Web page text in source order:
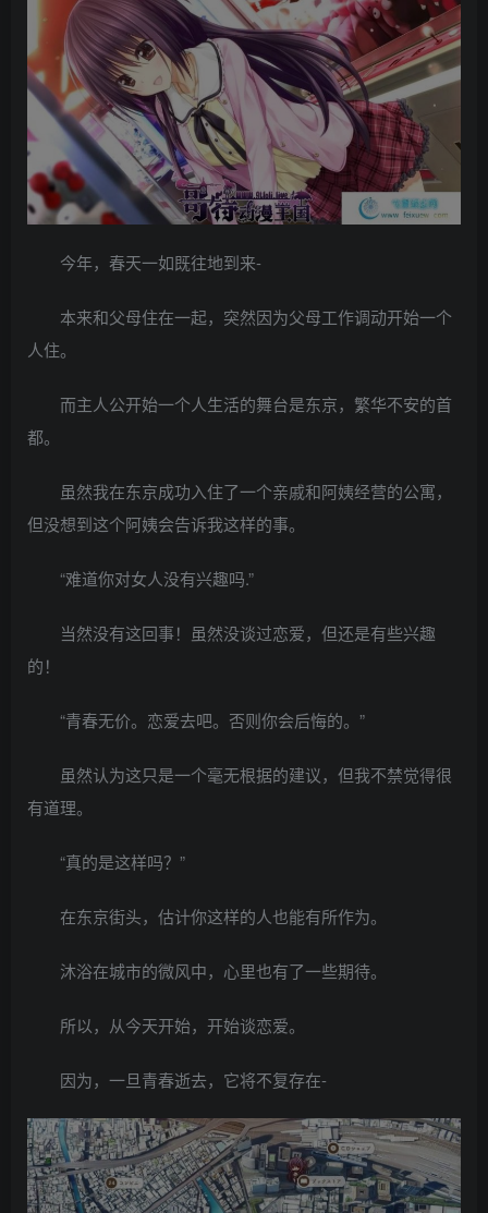
今年，春天一如既往地到来-
本来和父母住在一起，突然因为父母工作调动开始一个
人住。
而主人公开始一个人生活的舞台是东京，繁华不安的首
都。
虽然我在东京成功入住了一个亲戚和阿姨经营的公寓，
但没想到这个阿姨会告诉我这样的事。
“难道你对女人没有兴趣吗.”
当然没有这回事！虽然没谈过恋爱，但还是有些兴趣
的！
“青春无价。恋爱去吧。否则你会后悔的。”
虽然认为这只是一个毫无根据的建议，但我不禁觉得很
有道理。
“真的是这样吗？”
在东京街头，估计你这样的人也能有所作为。
沐浴在城市的微风中，心里也有了一些期待。
所以，从今天开始，开始谈恋爱。
因为，一旦青春逝去，它将不复存在-